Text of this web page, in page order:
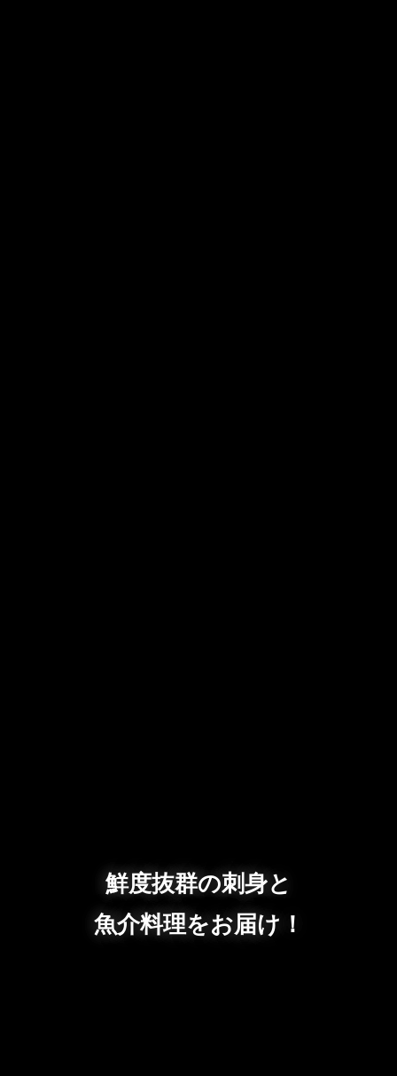
鮮度抜群の刺身と
魚介料理をお届け！